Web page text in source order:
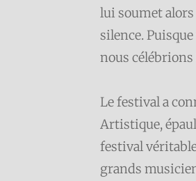
lui soumet
silence.
nous célébrions
Le festival a
Artistique,
festival
grands